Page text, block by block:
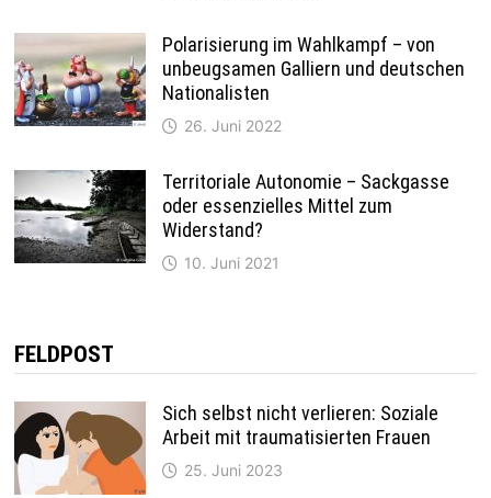
Polarisierung im Wahlkampf – von
unbeugsamen Galliern und deutschen
Nationalisten
26. Juni 2022
Territoriale Autonomie – Sackgasse
oder essenzielles Mittel zum
Widerstand?
10. Juni 2021
FELDPOST
Sich selbst nicht verlieren: Soziale
Arbeit mit traumatisierten Frauen
25. Juni 2023